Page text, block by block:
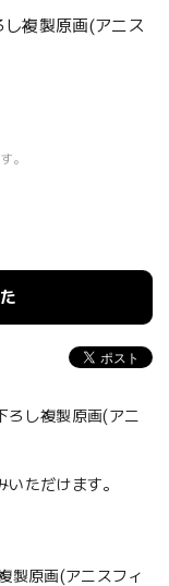
複製原画(アニス
。
ろし複製原画(アニ
ただけます。
製原画(アニスフィ